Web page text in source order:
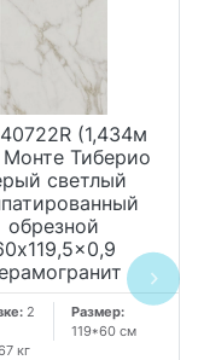
(1,434м
Монте Тиберио
светлый
обрезной
2
Размер:
119*60 см
кг